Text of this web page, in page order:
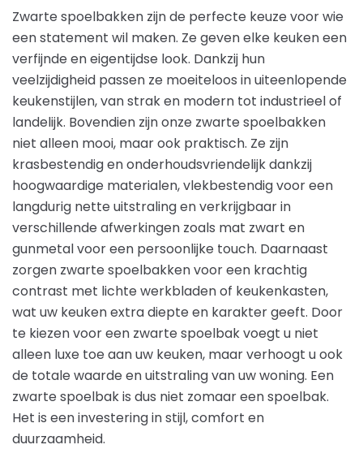
Zwarte spoelbakken zijn de perfecte keuze voor wie
een statement wil maken. Ze geven elke keuken een
verfijnde en eigentijdse look. Dankzij hun
veelzijdigheid passen ze moeiteloos in uiteenlopende
keukenstijlen, van strak en modern tot industrieel of
landelijk. Bovendien zijn onze zwarte spoelbakken
niet alleen mooi, maar ook praktisch. Ze zijn
krasbestendig en onderhoudsvriendelijk dankzij
hoogwaardige materialen, vlekbestendig voor een
langdurig nette uitstraling en verkrijgbaar in
verschillende afwerkingen zoals mat zwart en
gunmetal voor een persoonlijke touch. Daarnaast
zorgen zwarte spoelbakken voor een krachtig
contrast met lichte werkbladen of keukenkasten,
wat uw keuken extra diepte en karakter geeft. Door
te kiezen voor een zwarte spoelbak voegt u niet
alleen luxe toe aan uw keuken, maar verhoogt u ook
de totale waarde en uitstraling van uw woning. Een
zwarte spoelbak is dus niet zomaar een spoelbak.
Het is een investering in stijl, comfort en
duurzaamheid.